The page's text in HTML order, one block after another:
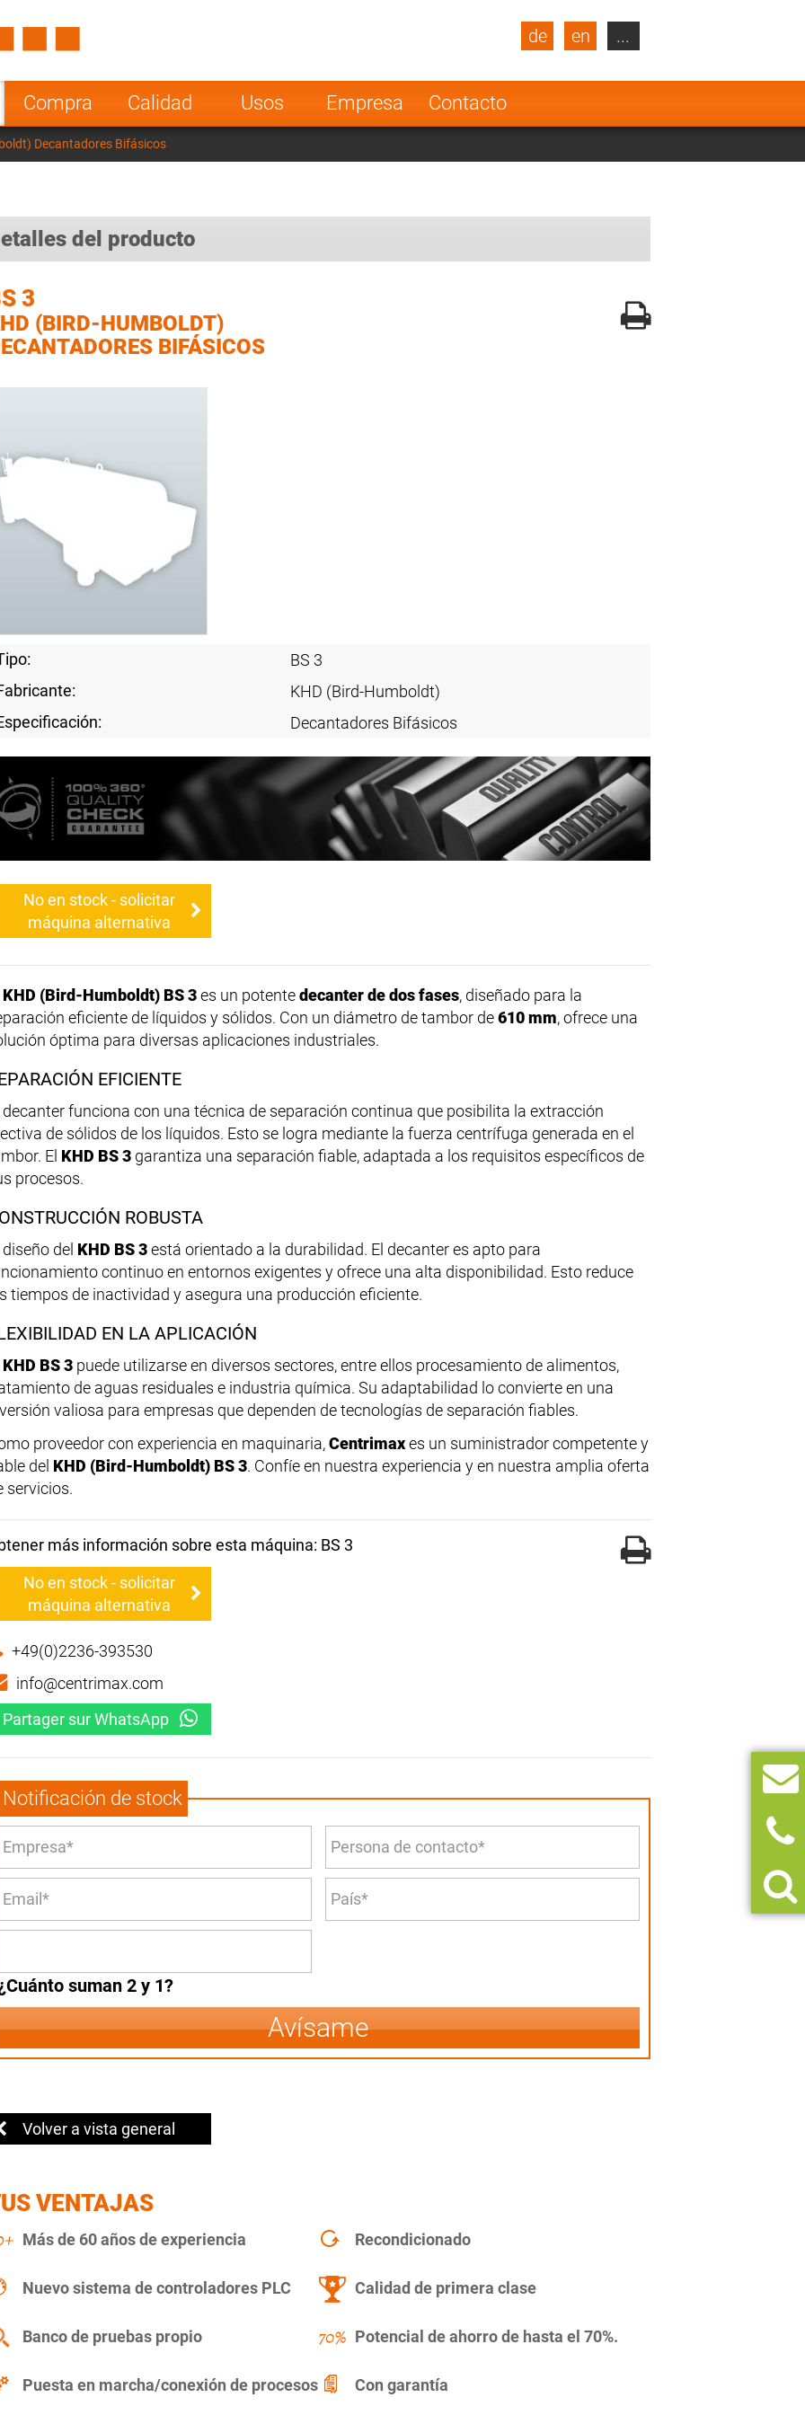
Compra Calidad Usos Empresa Contacto
de en
Turkey
Poland Norway
Netherlands
Greece
...
Decantadores Bifásicos
del producto
3
(BIRD-HUMBOLDT)
BIFÁSICOS
BS 3
KHD (Bird-Humboldt)
Decantadores Bifásicos
No en stock - solicitar
máquina alternativa
KHD (Bird-Humboldt) BS 3es un potentedecanter de dos fases, diseñado para la
eficiente de líquidos y sólidos. Con un diámetro de tambor de610 mm, ofrece una
óptima para diversas aplicaciones industriales.
EFICIENTE
decanter funciona con una técnica de separación continua que posibilita la extracción
de sólidos de los líquidos. Esto se logra mediante la fuerza centrífuga generada en el
El KHD BS 3 garantiza una separación fiable, adaptada a los requisitos específicos de
procesos.
ROBUSTA
diseño del KHD BS 3está orientado a la durabilidad. El decanter es apto para
continuo en entornos exigentes y ofrece una alta disponibilidad. Esto reduce
tiempos de inactividad y asegura una producción eficiente.
EN LA APLICACIÓN
KHD BS 3 puede utilizarse en diversos sectores, entre ellos procesamiento de alimentos,
de aguas residuales e industria química. Su adaptabilidad lo convierte en una
valiosa para empresas que dependen de tecnologías de separación fiables.
proveedor con experiencia en maquinaria,Centrimaxes un suministrador competente y
del KHD (Bird-Humboldt) BS 3. Confíe en nuestra experiencia y en nuestra amplia oferta
servicios.
más información sobre esta máquina: BS 3
No en stock - solicitar
máquina alternativa
+49(0)2236-393530
info@centrimax.com
Partager sur WhatsApp
Notificación de stock
suman 2 y 1?
Avísame
Volver a vista general
VENTAJAS
Más de 60 años de experiencia Recondicionado
Nuevo sistema de controladores PLC Calidad de primera clase
Banco de pruebas propio Potencial de ahorro de hasta el 70%.
Puesta en marcha/conexión de procesos Con garantía